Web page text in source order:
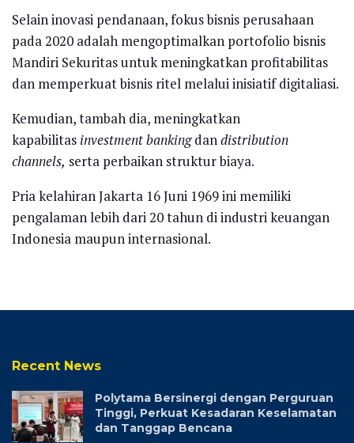
Selain inovasi pendanaan, fokus bisnis perusahaan
pada 2020 adalah mengoptimalkan portofolio bisnis
Mandiri Sekuritas untuk meningkatkan profitabilitas
dan memperkuat bisnis ritel melalui inisiatif digitaliasi.
Kemudian, tambah dia, meningkatkan
kapabilitas investment bankingdandistribution
channels, serta perbaikan struktur biaya.
Pria kelahiran Jakarta 16 Juni 1969 ini memiliki
pengalaman lebih dari 20 tahun di industri keuangan
Indonesia maupun internasional.
Recent News
Polytama Bersinergi dengan Perguruan
Tinggi, Perkuat Kesadaran Keselamatan
dan Tanggap Bencana